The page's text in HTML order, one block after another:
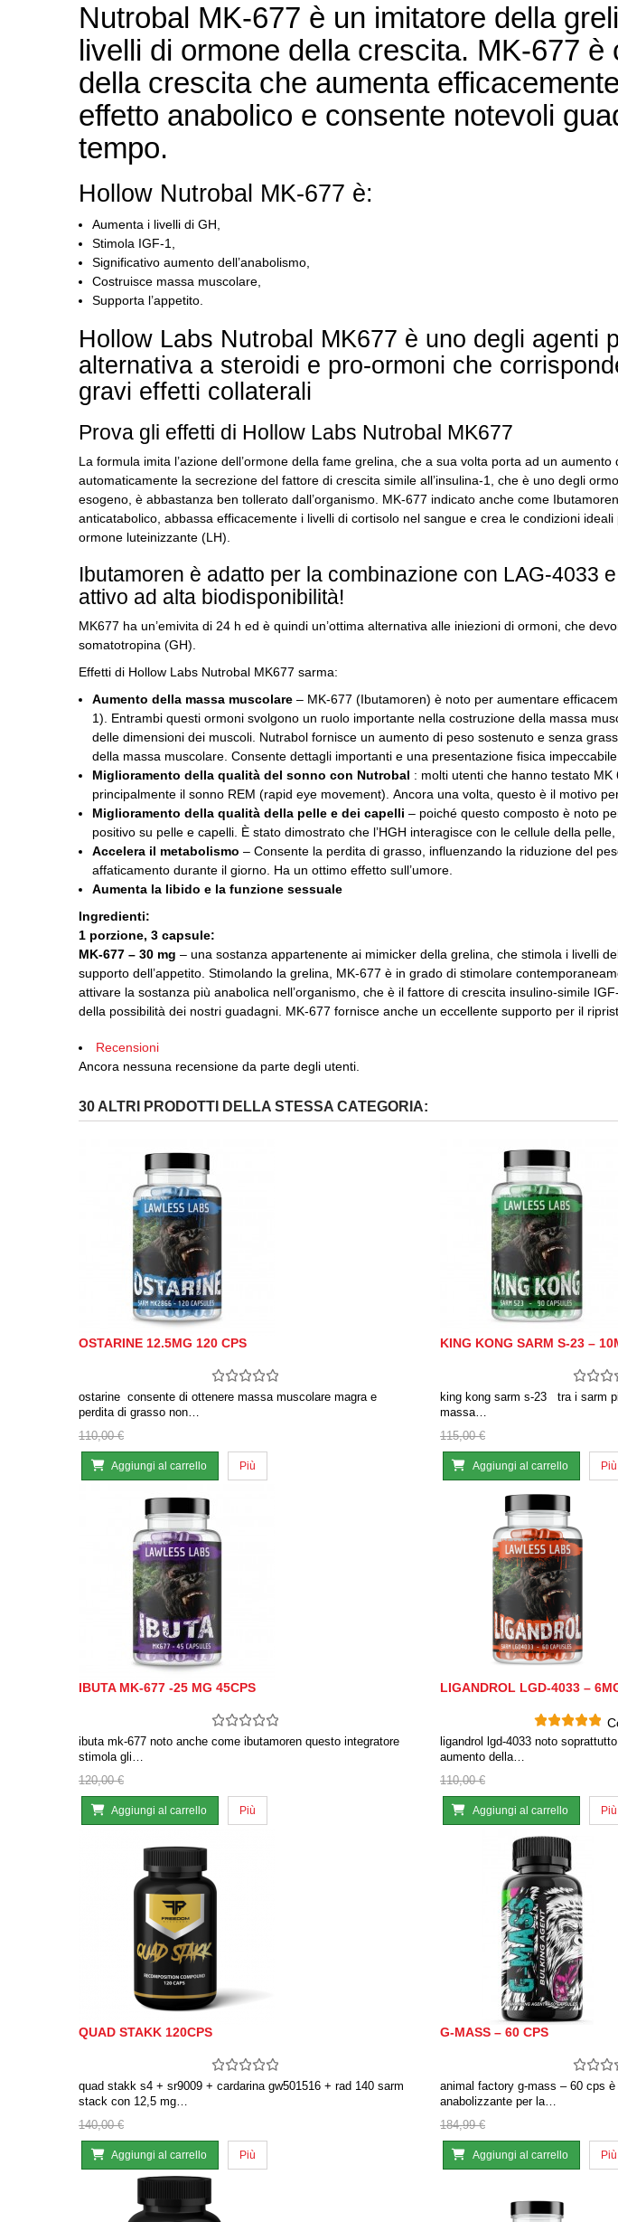
Nutrobal MK-677 è un imitatore della
livelli di ormone della crescita. MK-677 è
della crescita che aumenta
effetto anabolico e consente notevoli
tempo.
Hollow Nutrobal MK-677 è:
Aumenta i livelli di GH,
Stimola IGF-1,
Significativo aumento dell’anabolismo,
Costruisce massa muscolare,
Supporta l’appetito.
Hollow Labs Nutrobal MK677 è uno degli agenti
alternativa a steroidi e pro-ormoni che
gravi effetti collaterali
Prova gli effetti di Hollow Labs Nutrobal MK677
La formula imita l’azione dell’ormone della fame grelina, che a sua volta porta ad un
automaticamente la secrezione del fattore di crescita simile all’insulina-1, che è uno degli
esogeno, è abbastanza ben tollerato dall’organismo. MK-677 indicato anche come
anticatabolico, abbassa efficacemente i livelli di cortisolo nel sangue e crea le condizioni
ormone luteinizzante (LH).
Ibutamoren è adatto per la combinazione con LAG-4033
attivo ad alta biodisponibilità!
MK677 ha un’emivita di 24 h ed è quindi un’ottima alternativa alle iniezioni di ormoni, che
somatotropina (GH).
Effetti di Hollow Labs Nutrobal MK677 sarma:
Aumento della massa muscolare – MK-677 (Ibutamoren) è noto per aumentare
1). Entrambi questi ormoni svolgono un ruolo importante nella costruzione della massa
delle dimensioni dei muscoli. Nutrabol fornisce un aumento di peso sostenuto e senza
della massa muscolare. Consente dettagli importanti e una presentazione fisica impeccabile.
Miglioramento della qualità del sonno con Nutrobal : molti utenti che hanno testato
principalmente il sonno REM (rapid eye movement). Ancora una volta, questo è il motivo
Miglioramento della qualità della pelle e dei capelli – poiché questo composto è noto
positivo su pelle e capelli. È stato dimostrato che l’HGH interagisce con le cellule della
Accelera il metabolismo – Consente la perdita di grasso, influenzando la riduzione del
affaticamento durante il giorno. Ha un ottimo effetto sull’umore.
Aumenta la libido e la funzione sessuale
Ingredienti:
1 porzione, 3 capsule:
MK-677 – 30 mg – una sostanza appartenente ai mimicker della grelina, che stimola i livelli
supporto dell’appetito. Stimolando la grelina, MK-677 è in grado di stimolare
attivare la sostanza più anabolica nell’organismo, che è il fattore di crescita insulino-simile
della possibilità dei nostri guadagni. MK-677 fornisce anche un eccellente supporto per il
Recensioni
Ancora nessuna recensione da parte degli utenti.
30 ALTRI PRODOTTI DELLA STESSA CATEGORIA:
OSTARINE 12.5MG 120 CPS
ostarine consente di ottenere massa muscolare magra e
perdita di grasso non…
110,00 €
Aggiungi al carrello Più
KING KONG SARM S-23 –
king kong sarm s-23 tra i sarm
massa…
115,00 €
Aggiungi al carrello Più
IBUTA MK-677 -25 MG 45CPS
ibuta mk-677 noto anche come ibutamoren questo integratore
stimola gli…
120,00 €
Aggiungi al carrello Più
LIGANDROL LGD-4033 –
ligandrol lgd-4033 noto
aumento della…
110,00 €
Aggiungi al carrello Più
QUAD STAKK 120CPS
quad stakk s4 + sr9009 + cardarina gw501516 + rad 140 sarm
stack con 12,5 mg…
140,00 €
Aggiungi al carrello Più
G-MASS – 60 CPS
animal factory g-mass – 60 cps
anabolizzante per la…
184,99 €
Aggiungi al carrello Più